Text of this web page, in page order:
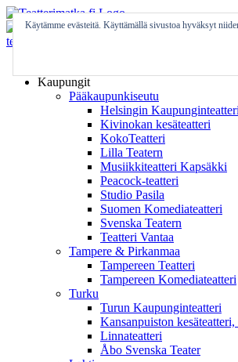
Skip
to
content
Kaupungit
Pääkaupunkiseutu
Helsingin Kaupunginteatteri
Kivinokan kesäteatteri
KokoTeatteri
Lilla Teatern
Musiikkiteatteri Kapsäkki
Peacock-teatteri
Studio Pasila
Suomen Komediateatteri
Svenska Teatern
Teatteri Vantaa
Tampere & Pirkanmaa
Tampereen Teatteri
Tampereen Komediateatteri
Turku
Turun Kaupunginteatteri
Kansanpuiston
Linnateatteri
Åbo Svenska Teater
Käytämme evästeitä. Käyttämällä sivustoa hyväksyt